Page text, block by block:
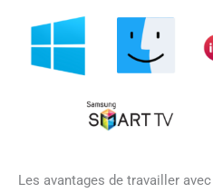
Les avantages de travailler